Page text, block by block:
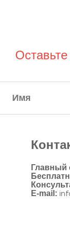
Главный
E-mail: